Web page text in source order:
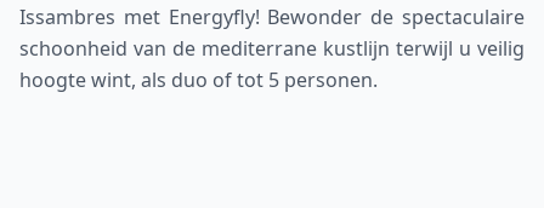
Issambres met Energyfly! Bewonder de spectaculaire
schoonheid van de mediterrane kustlijn terwijl u veilig
hoogte wint, als duo of tot 5 personen.